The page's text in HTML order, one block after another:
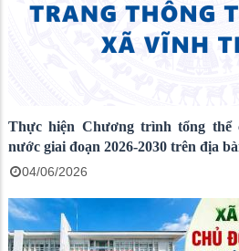
Thực hiện Chương trình tổng thể
nước giai đoạn 2026-2030 trên địa
04/06/2026